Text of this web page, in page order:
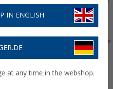
IN ENGLISH
at any time in the webshop.